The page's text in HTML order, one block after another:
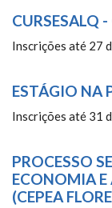
CURSESALQ
Inscrições até 27
ESTÁGIO NA
Inscrições até 31
PROCESSO
ECONOMIA
(CEPEA